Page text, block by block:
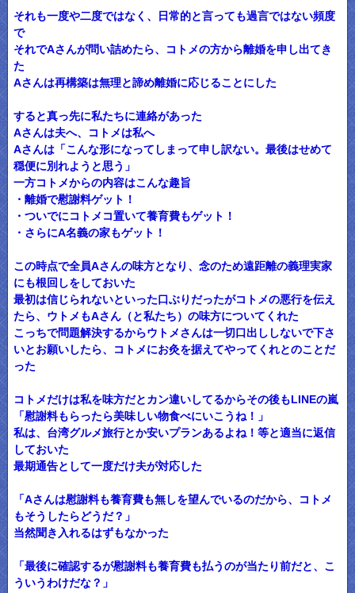
それも一度や二度ではなく、日常的と言っても過言ではない頻度
で
それでAさんが問い詰めたら、コトメの方から離婚を申し出てき
た
Aさんは再構築は無理と諦め離婚に応じることにした
すると真っ先に私たちに連絡があった
Aさんは夫へ、コトメは私へ
Aさんは「こんな形になってしまって申し訳ない。最後はせめて
穏便に別れようと思う」
一方コトメからの内容はこんな趣旨
・離婚で慰謝料ゲット！
・ついでにコトメコ置いて養育費もゲット！
・さらにA名義の家もゲット！
この時点で全員Aさんの味方となり、念のため遠距離の義理実家
にも根回しをしておいた
最初は信じられないといった口ぶりだったがコトメの悪行を伝え
たら、ウトメもAさん（と私たち）の味方についてくれた
こっちで問題解決するからウトメさんは一切口出ししないで下さ
いとお願いしたら、コトメにお灸を据えてやってくれとのことだ
った
コトメだけは私を味方だとカン違いしてるからその後もLINEの嵐
「慰謝料もらったら美味しい物食べにいこうね！」
私は、台湾グルメ旅行とか安いプランあるよね！等と適当に返信
しておいた
最期通告として一度だけ夫が対応した
「Aさんは慰謝料も養育費も無しを望んでいるのだから、コトメ
もそうしたらどうだ？」
当然聞き入れるはずもなかった
「最後に確認するが慰謝料も養育費も払うのが当たり前だと、こ
ういうわけだな？」